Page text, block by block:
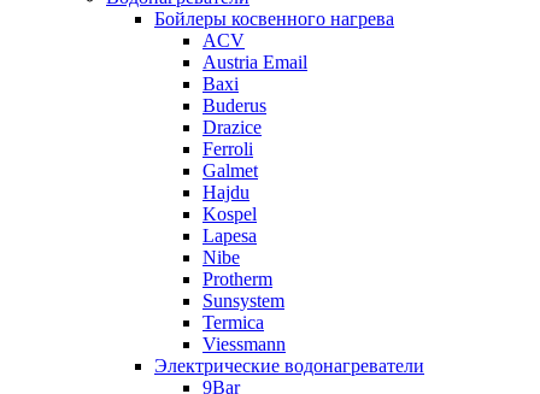
Бойлеры косвенного нагрева
ACV
Austria Email
Baxi
Buderus
Drazice
Ferroli
Galmet
Hajdu
Kospel
Lapesa
Nibe
Protherm
Sunsystem
Termica
Viessmann
Электрические водонагреватели
9Bar